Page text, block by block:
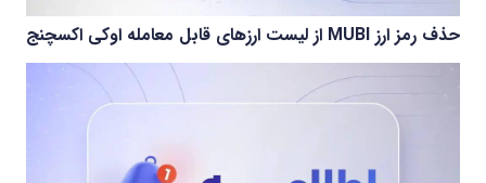
حذف رمز ارز MUBI از لیست ارزهای قابل معامله اوکی اکسچنج